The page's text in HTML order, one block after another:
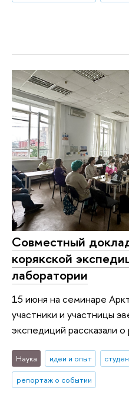
Совместный
корякской
лаборатории
15 июня на семинаре
участники и участницы
экспедиций рассказали
Наука идеи и опыт
репортаж о событии